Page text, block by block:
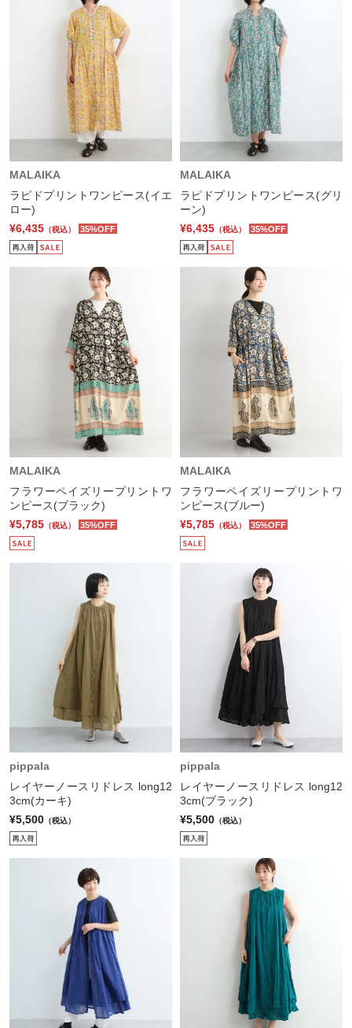
MALAIKA
ラピドプリントワンピース(イエ
ロー)
¥6,435 （税込） 35%OFF
MALAIKA
ラピドプリントワンピース(グリ
ーン)
¥6,435 （税込） 35%OFF
MALAIKA
フラワーペイズリープリントワ
ンピース(ブラック)
¥5,785 （税込） 35%OFF
MALAIKA
フラワーペイズリープリントワ
ンピース(ブルー)
¥5,785 （税込） 35%OFF
pippala
レイヤーノースリドレス long12
3cm(カーキ)
¥5,500 （税込）
pippala
レイヤーノースリドレス long12
3cm(ブラック)
¥5,500 （税込）